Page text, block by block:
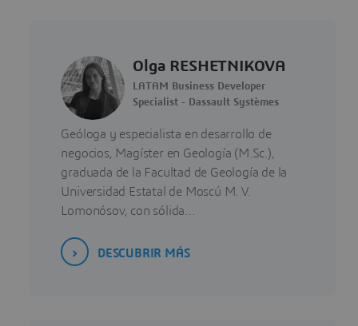
Olga RESHETNIKOVA
LATAM Business Developer
Specialist - Dassault Systèmes
Geóloga y especialista en desarrollo de
negocios, Magíster en Geología (M.Sc.),
graduada de la Facultad de Geología de la
Universidad Estatal de Moscú M. V.
Lomonósov, con sólida…
DESCUBRIR MÁS